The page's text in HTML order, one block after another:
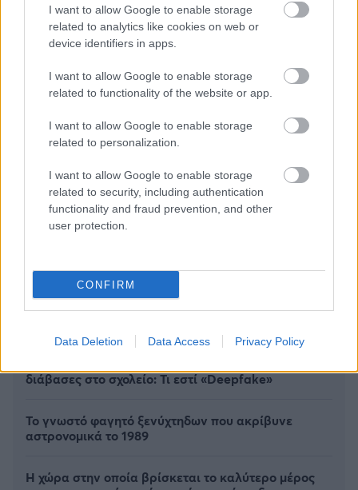
I want to allow Google to enable storage
related to analytics like cookies on web or
device identifiers in apps.
I want to allow Google to enable storage
related to functionality of the website or app.
I want to allow Google to enable storage
related to personalization.
I want to allow Google to enable storage
related to security, including authentication
functionality and fraud prevention, and other
user protection.
CONFIRM
Data Deletion Data Access Privacy Policy
Το καλά κρυμμένο μυστικό της Κρήτης: Το φαράγγι
των Αγίων και η μαγευτική παραλία στο Λιβυκό
6 γραφικά χωριά των Κυκλάδων που αξίζει να
ανακαλύψετε
διάβασες στο σχολείο: Τι εστί «Deepfake»
Το γνωστό φαγητό ξενύχτηδων που ακρίβυνε
αστρονομικά το 1989
Η χώρα στην οποία βρίσκεται το καλύτερο μέρος